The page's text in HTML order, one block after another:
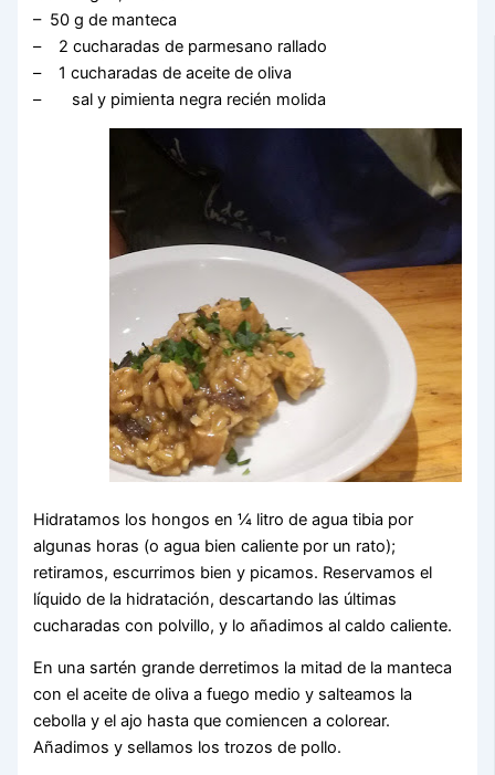
– 50 g de manteca
– 2 cucharadas de parmesano rallado
– 1 cucharadas de aceite de oliva
– sal y pimienta negra recién molida
Hidratamos los hongos en ¼ litro de agua tibia por
algunas horas (o agua bien caliente por un rato);
retiramos, escurrimos bien y picamos. Reservamos el
líquido de la hidratación, descartando las últimas
cucharadas con polvillo, y lo añadimos al caldo caliente.
En una sartén grande derretimos la mitad de la manteca
con el aceite de oliva a fuego medio y salteamos la
cebolla y el ajo hasta que comiencen a colorear.
Añadimos y sellamos los trozos de pollo.